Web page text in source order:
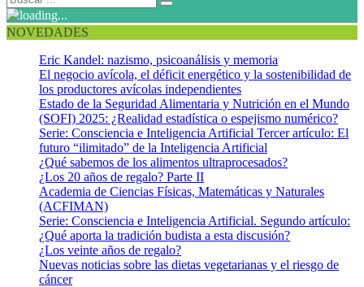
NOVEDADES
Eric Kandel: nazismo, psicoanálisis y memoria
El negocio avícola, el déficit energético y la sostenibilidad de
los productores avícolas independientes
Estado de la Seguridad Alimentaria y Nutrición en el Mundo
(SOFI) 2025: ¿Realidad estadística o espejismo numérico?
Serie: Consciencia e Inteligencia Artificial Tercer artículo: El
futuro “ilimitado” de la Inteligencia Artificial
¿Qué sabemos de los alimentos ultraprocesados?
¿Los 20 años de regalo? Parte II
Academia de Ciencias Físicas, Matemáticas y Naturales
(ACFIMAN)
Serie: Consciencia e Inteligencia Artificial. Segundo artículo:
¿Qué aporta la tradición budista a esta discusión?
¿Los veinte años de regalo?
Nuevas noticias sobre las dietas vegetarianas y el riesgo de
cáncer